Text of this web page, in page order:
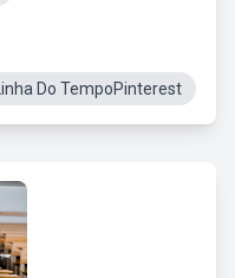
Linha Do TempoPinterest